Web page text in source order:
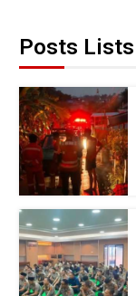
Posts Lists